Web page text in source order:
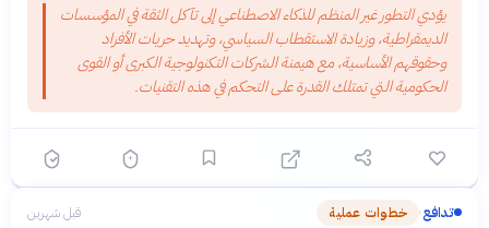
يؤدي التطور غير المنظم للذكاء الاصطناعي إلى تآكل الثقة في المؤسسات
الديمقراطية، وزيادة الاستقطاب السياسي، وتهديد حريات الأفراد
وحقوقهم الأساسية، مع هيمنة الشركات التكنولوجية الكبرى أو القوى
الحكومية التي تمتلك القدرة على التحكم في هذه التقنيات.
تدافع› خطوات عملية قبل شهرين